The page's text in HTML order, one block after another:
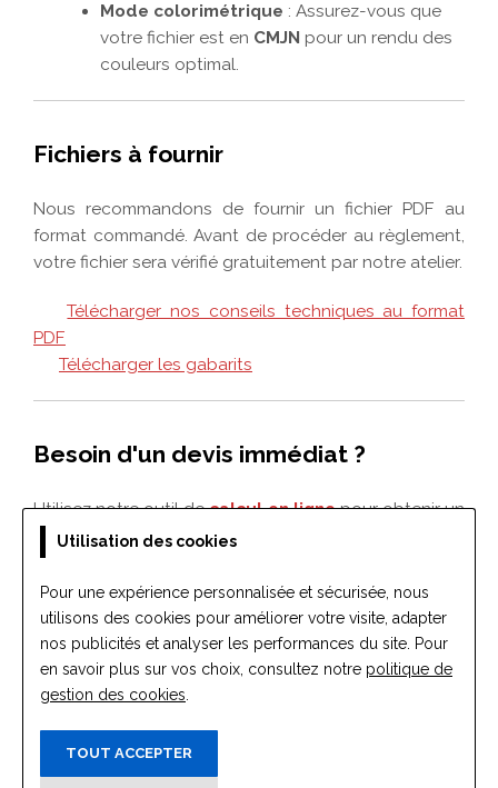
Utilisation des cookies
Pour une expérience personnalisée et sécurisée, nous
utilisons des cookies pour améliorer votre visite, adapter
nos publicités et analyser les performances du site. Pour
en savoir plus sur vos choix, consultez notre politique de
gestion des cookies
TOUT ACCEPTER